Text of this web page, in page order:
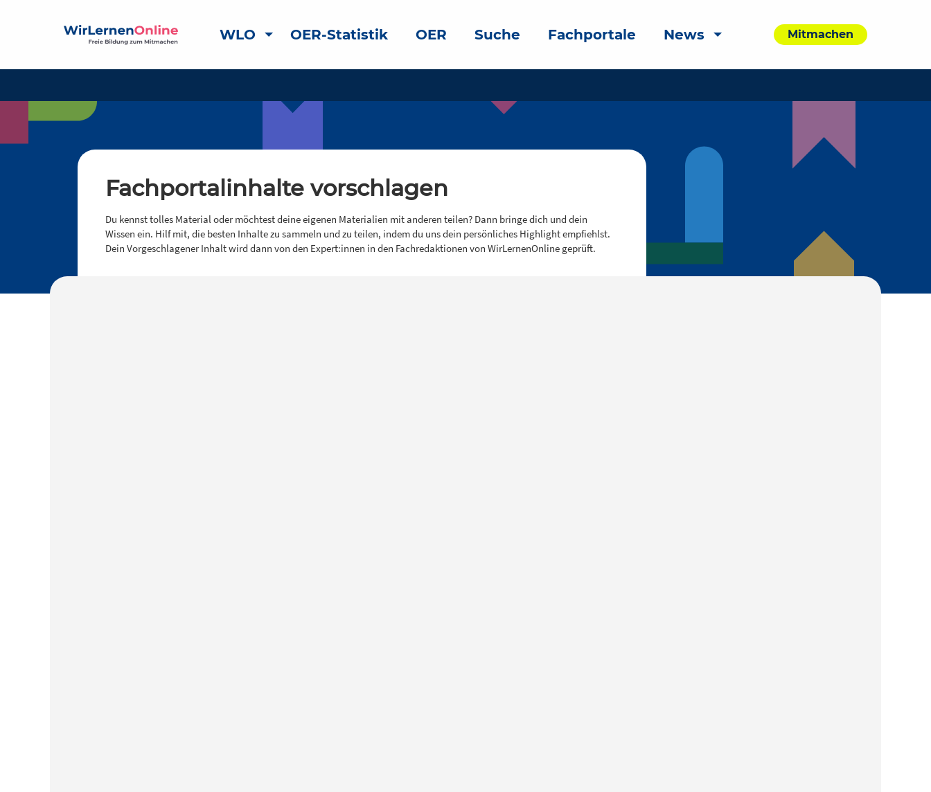
WLO OER-Statistik OER Suche Fachportale News Mitmachen
Fachportalinhalte vorschlagen
Du kennst tolles Material oder möchtest deine eigenen Materialien mit anderen teilen? Dann bringe dich und dein
Wissen ein. Hilf mit, die besten Inhalte zu sammeln und zu teilen, indem du uns dein persönliches Highlight empfiehlst.
Dein Vorgeschlagener Inhalt wird dann von den Expert:innen in den Fachredaktionen von WirLernenOnline geprüft.